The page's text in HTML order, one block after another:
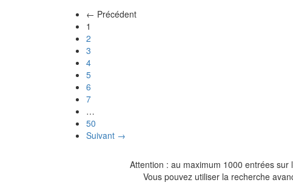
← Précédent
1
2
3
4
5
6
7
…
50
Suivant →
Attention : au maximum 1000 entrées
Vous pouvez utiliser la recherche